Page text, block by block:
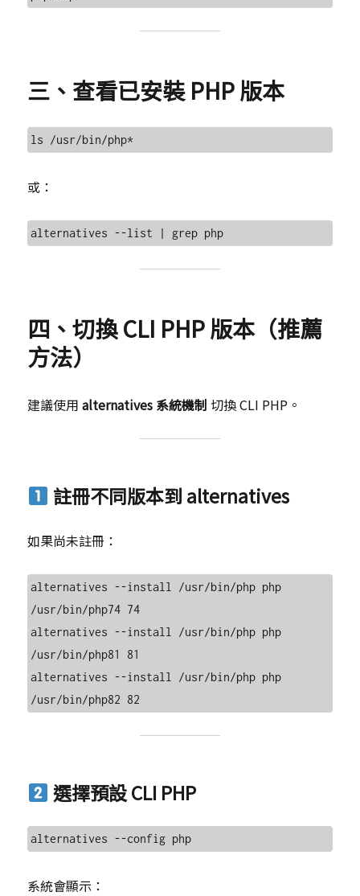
三、查看已安裝 PHP 版本
或：
四、切換 CLI PHP 版本（推薦
方法）
建議使用alternatives 系統機制 切換 CLI PHP。
註冊不同版本到 alternatives
如果尚未註冊：
alternatives --install /usr/bin/php php
/usr/bin/php74 74
alternatives --install /usr/bin/php php
/usr/bin/php81 81
alternatives --install /usr/bin/php php
選擇預設 CLI PHP
系統會顯示：